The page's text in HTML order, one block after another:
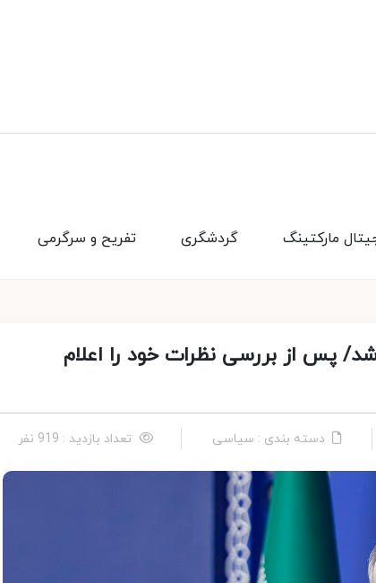
تفریح و سرگرمی گردشگری مارکتینگ
پس از بررسی نظرات خود را اعلام
دسته بندی : سیاسی تعداد بازدید : 919 نفر